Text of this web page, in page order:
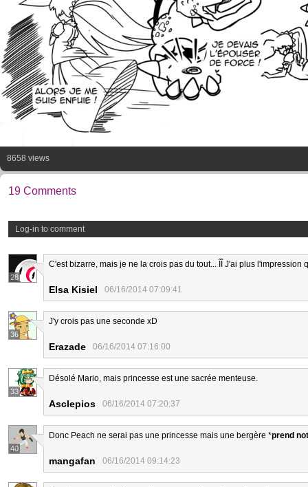
8658 views
19 Comments
Log-in to comment
28
C'est bizarre, mais je ne la crois pas du tout... ÎÎ J'ai plus
Elsa Kisiel 06/16/2014 07:09:41
36
J'y crois pas une seconde xD
Erazade 06/16/2014 07:16:00
33
Désolé Mario, mais princesse est une sacrée menteuse.
Asclepios 06/16/2014 07:20:37
40
Donc Peach ne serai pas une princesse mais une bergère *prend
mangafan 06/16/2014 09:14:23